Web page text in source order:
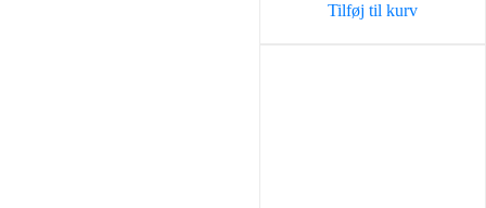
99,00 kr..
Tilføj til kurv